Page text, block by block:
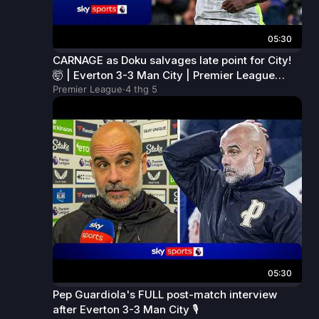
05:30
CARNAGE as Doku salvages late point for City!
🤯 | Everton 3-3 Man City | Premier League
Highlights
Premier League·4 thg 5
05:30
Pep Guardiola's FULL post-match interview
after Everton 3-3 Man City 🎙️